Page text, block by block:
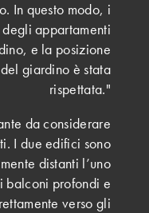
In questo modo, i
appartamenti
e la posizione
giardino è stata
rispettata."
da considerare
I due edifici sono
distanti l’uno
balconi profondi e
verso gli